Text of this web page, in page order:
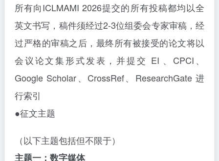
所有向ICLMAMI 2026提交的所有投稿都均以全
英文书写，稿件须经过2-3位组委会专家审稿，经
过严格的审稿之后，最终所有被接受的论文将以
会议论文集形式发表，并提交 EI 、CPCI、
Google Scholar、CrossRef、ResearchGate 进
行索引
●征文主题
（以下主题包括但不限于）
主题一：数字媒体